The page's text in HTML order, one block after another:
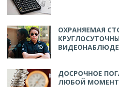
ОХРАНЯЕМАЯ
ДОСРОЧНОЕ
ЛЮБОЙ МОМЕНТ